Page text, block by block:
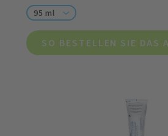
95 ml
SO BESTELLEN SIE DAS